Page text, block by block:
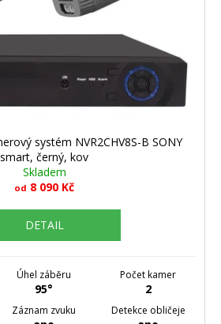
systém NVR2CHV8S-B SONY
smart, černý, kov
Skladem
od 8 090 Kč
DETAIL
Úhel záběru
95°
Počet kamer
2
Záznam zvuku Detekce obličeje